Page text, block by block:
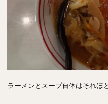
ラーメンとスープ自体はそれほ